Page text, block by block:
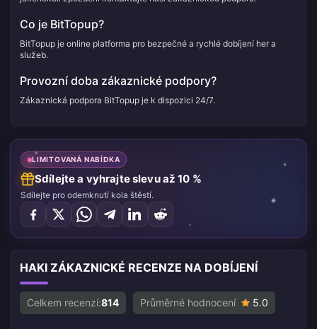
Co je BitTopup?
BitTopup je online platforma pro bezpečné a rychlé dobíjení her a
služeb.
Provozní doba zákaznické podpory?
Zákaznická podpora BitTopup je k dispozici 24/7.
LIMITOVANÁ NABÍDKA
Sdílejte a vyhrajte slevu až 10 %
Sdílejte pro odemknutí kola štěstí.
HAKI ZÁKAZNICKÉ RECENZE NA DOBÍJENÍ
Celkem recenzí:814 Průměrné hodnocení 5.0